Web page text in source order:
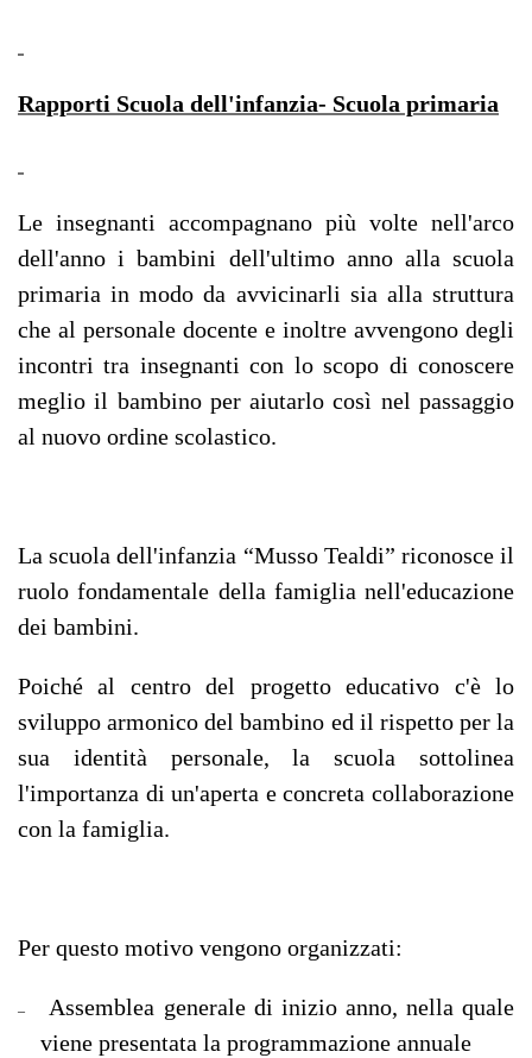
Rapporti Scuola dell'infanzia- Scuola primaria
Le insegnanti accompagnano più volte nell'arco
dell'anno i bambini dell'ultimo anno alla scuola
primaria in modo da avvicinarli sia alla struttura
che al personale docente e inoltre avvengono degli
incontri tra insegnanti con lo scopo di conoscere
meglio il bambino per aiutarlo così nel passaggio
al nuovo ordine scolastico.
La scuola dell'infanzia “Musso Tealdi” riconosce il
ruolo fondamentale della famiglia nell'educazione
dei bambini.
Poiché al centro del progetto educativo c'è lo
sviluppo armonico del bambino ed il rispetto per la
sua identità personale, la scuola sottolinea
l'importanza di un'aperta e concreta collaborazione
con la famiglia.
Per questo motivo vengono organizzati:
–
Assemblea generale di inizio anno, nella quale
viene presentata la programmazione annuale